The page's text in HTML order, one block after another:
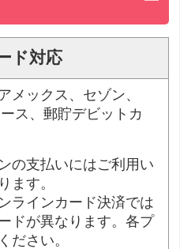
ド対応
メックス、セゾン、
ス、郵貯デビットカ
の支払いにはご利用い
ます。
ラインカード決済では
ドが異なります。各プ
ださい。